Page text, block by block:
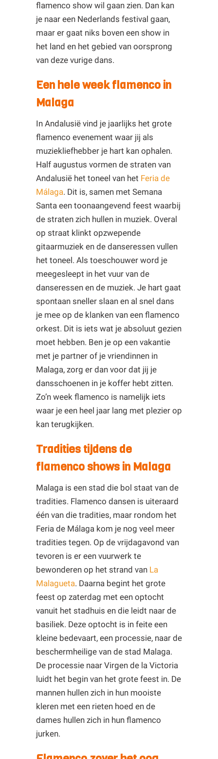
flamenco show wil gaan zien. Dan kan
je naar een Nederlands festival gaan,
maar er gaat niks boven een show in
het land en het gebied van oorsprong
van deze vurige dans.
Een hele week flamenco in
Malaga
In Andalusië vind je jaarlijks het grote
flamenco evenement waar jij als
muziekliefhebber je hart kan ophalen.
Half augustus vormen de straten van
Andalusië het toneel van het Feria de
Málaga. Dit is, samen met Semana
Santa een toonaangevend feest waarbij
de straten zich hullen in muziek. Overal
op straat klinkt opzwepende
gitaarmuziek en de danseressen vullen
het toneel. Als toeschouwer word je
meegesleept in het vuur van de
danseressen en de muziek. Je hart gaat
spontaan sneller slaan en al snel dans
je mee op de klanken van een flamenco
orkest. Dit is iets wat je absoluut gezien
moet hebben. Ben je op een vakantie
met je partner of je vriendinnen in
Malaga, zorg er dan voor dat jij je
dansschoenen in je koffer hebt zitten.
Zo’n week flamenco is namelijk iets
waar je een heel jaar lang met plezier op
kan terugkijken.
Tradities tijdens de
flamenco shows in Malaga
Malaga is een stad die bol staat van de
tradities. Flamenco dansen is uiteraard
één van die tradities, maar rondom het
Feria de Málaga kom je nog veel meer
tradities tegen. Op de vrijdagavond van
tevoren is er een vuurwerk te
bewonderen op het strand van La
Malagueta. Daarna begint het grote
feest op zaterdag met een optocht
vanuit het stadhuis en die leidt naar de
basiliek. Deze optocht is in feite een
kleine bedevaart, een processie, naar de
beschermheilige van de stad Malaga.
De processie naar Virgen de la Victoria
luidt het begin van het grote feest in. De
mannen hullen zich in hun mooiste
kleren met een rieten hoed en de
dames hullen zich in hun flamenco
jurken.